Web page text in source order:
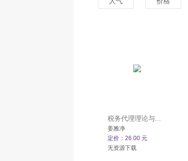
税务代理理论与...
姜雅净
定价：26.00 元
无资源下载